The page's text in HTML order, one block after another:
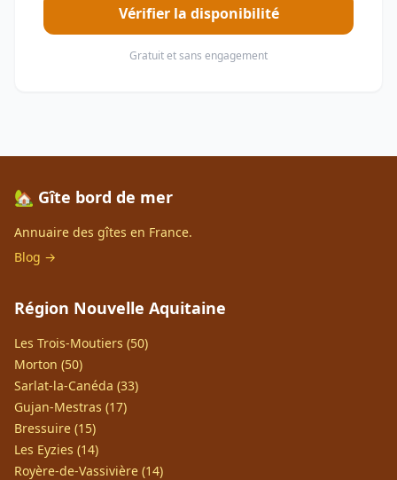
Vérifier la disponibilité
Gratuit et sans engagement
🏡 Gîte bord de mer
Annuaire des gîtes en France.
Blog →
Région Nouvelle Aquitaine
Les Trois-Moutiers (50)
Morton (50)
Sarlat-la-Canéda (33)
Gujan-Mestras (17)
Bressuire (15)
Les Eyzies (14)
Royère-de-Vassivière (14)